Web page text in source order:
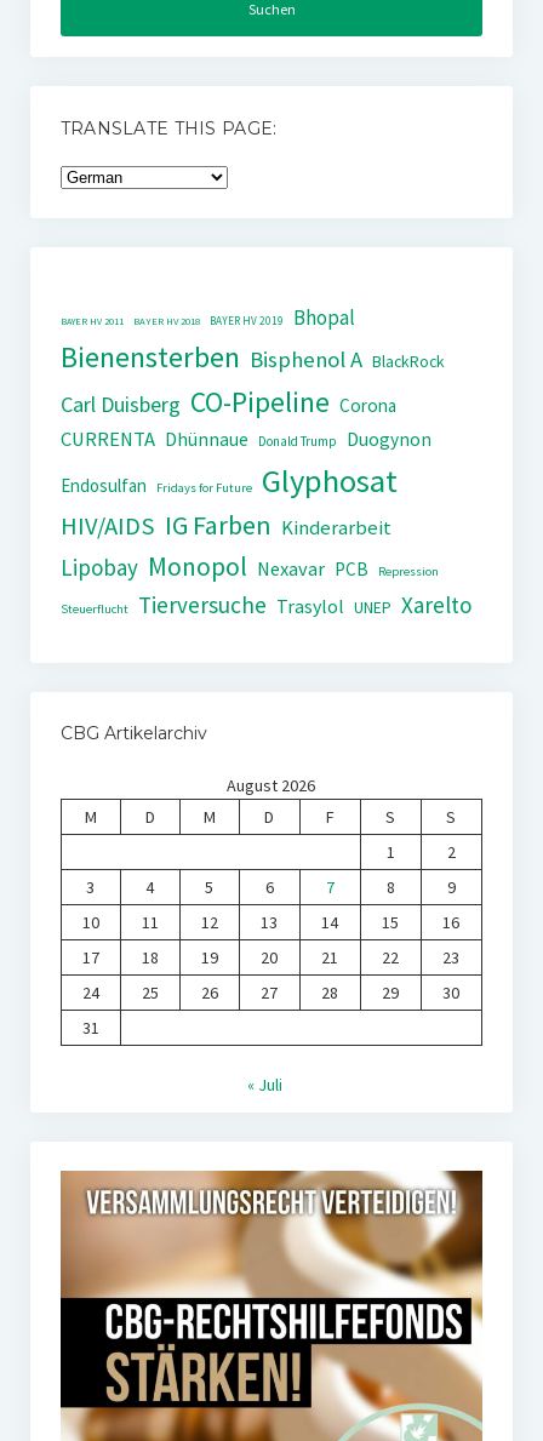
TRANSLATE THIS PAGE:
BAYER HV 2011 BAYER HV 2018 BAYER HV 2019 Bhopal
Bienensterben Bisphenol A BlackRock
Carl Duisberg CO-Pipeline Corona
CURRENTA Dhünnaue Donald Trump
Duogynon
Endosulfan
Fridays for Future Glyphosat
HIV/AIDS IG Farben Kinderarbeit
Lipobay Monopol Nexavar PCB Repression
Steuerflucht Tierversuche Trasylol UNEP Xarelto
CBG Artikelarchiv
August 2026
M
D M D F S
S
1
2
3
4 5 6 7 8
9
10
11 12 13 14 15
16
17
18 19 20 21 22
23
24
25 26 27 28 29
30
31
« Juli